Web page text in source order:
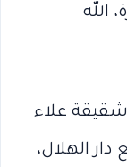
الله
شقيقة علاء
الهلال،